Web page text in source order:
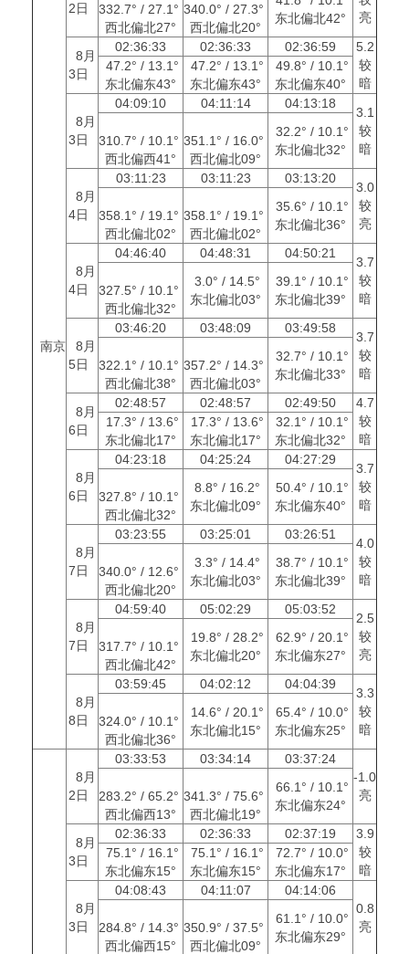
南京
2日
亮
332.7° / 27.1°
西北偏北27°
340.0° / 27.3°
西北偏北20°
东北偏北42°
8月
3日
02:36:33 02:36:33 02:36:59
5.2
较
暗
47.2° / 13.1°
东北偏东43°
47.2° / 13.1°
东北偏东43°
49.8° / 10.1°
东北偏东40°
8月
3日
04:09:10 04:11:14 04:13:18
3.1
较
暗
310.7° / 10.1°
西北偏西41°
351.1° / 16.0°
西北偏北09°
32.2° / 10.1°
东北偏北32°
8月
4日
03:11:23 03:11:23 03:13:20
3.0
较
亮
358.1° / 19.1°
西北偏北02°
358.1° / 19.1°
西北偏北02°
35.6° / 10.1°
东北偏北36°
8月
4日
04:46:40 04:48:31 04:50:21
3.7
较
暗
327.5° / 10.1°
西北偏北32°
3.0° / 14.5°
东北偏北03°
39.1° / 10.1°
东北偏北39°
8月
5日
03:46:20 03:48:09 03:49:58
3.7
较
暗
322.1° / 10.1°
西北偏北38°
357.2° / 14.3°
西北偏北03°
32.7° / 10.1°
东北偏北33°
8月
6日
02:48:57 02:48:57 02:49:50
4.7
较
暗
17.3° / 13.6°
东北偏北17°
17.3° / 13.6°
东北偏北17°
32.1° / 10.1°
东北偏北32°
8月
6日
04:23:18 04:25:24 04:27:29
3.7
较
暗
327.8° / 10.1°
西北偏北32°
8.8° / 16.2°
东北偏北09°
50.4° / 10.1°
东北偏东40°
8月
7日
03:23:55 03:25:01 03:26:51
4.0
较
暗
340.0° / 12.6°
西北偏北20°
3.3° / 14.4°
东北偏北03°
38.7° / 10.1°
东北偏北39°
8月
7日
04:59:40 05:02:29 05:03:52
2.5
较
亮
317.7° / 10.1°
西北偏北42°
19.8° / 28.2°
东北偏北20°
62.9° / 20.1°
东北偏东27°
8月
8日
03:59:45 04:02:12 04:04:39
3.3
较
暗
324.0° / 10.1°
西北偏北36°
14.6° / 20.1°
东北偏北15°
65.4° / 10.0°
东北偏东25°
8月
2日
03:33:53 03:34:14
03:37:24
-1.0
亮
283.2° / 65.2°
西北偏西13°
341.3° / 75.6°
西北偏北19°
66.1° / 10.1°
东北偏东24°
8月
3日
02:36:33 02:36:33 02:37:19
3.9
较
暗
75.1° / 16.1°
东北偏东15°
75.1° / 16.1°
东北偏东15°
72.7° / 10.0°
东北偏东17°
8月
3日
04:08:43 04:11:07
04:14:06
0.8
亮
284.8° / 14.3°
西北偏西15°
350.9° / 37.5°
西北偏北09°
61.1° / 10.0°
东北偏东29°